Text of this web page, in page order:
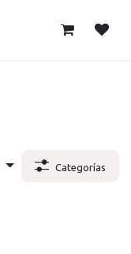
Categorías